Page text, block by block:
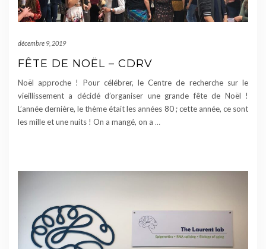
décembre 9, 2019
FÊTE DE NOËL – CDRV
Noël approche ! Pour célébrer, le Centre de recherche sur le
vieillissement a décidé d’organiser une grande fête de Noël !
L’année dernière, le thème était les années 80 ; cette année, ce sont
les mille et une nuits ! On a mangé, on a …